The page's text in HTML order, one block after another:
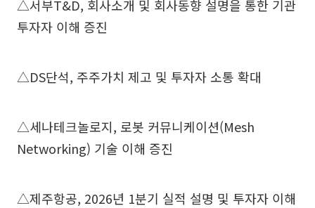
△서부T&D, 회사소개 및 회사동향 설명을 통한 기관
투자자 이해 증진
△DS단석, 주주가치 제고 및 투자자 소통 확대
△세나테크놀로지, 로봇 커뮤니케이션(Mesh
Networking) 기술 이해 증진
△제주항공, 2026년 1분기 실적 설명 및 투자자 이해